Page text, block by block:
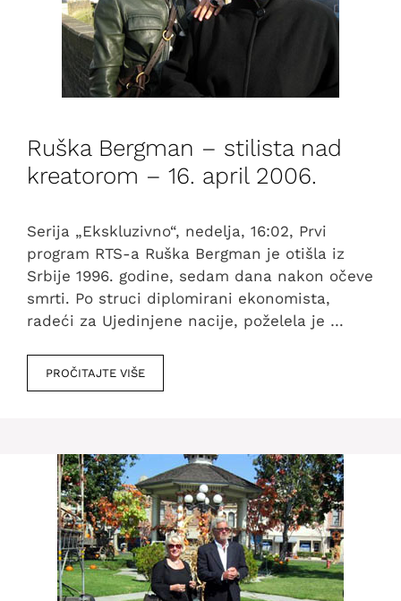
Ruška Bergman – stilista nad
kreatorom – 16. april 2006.
Serija „Ekskluzivno“, nedelja, 16:02, Prvi
program RTS-a Ruška Bergman je otišla iz
Srbije 1996. godine, sedam dana nakon očeve
smrti. Po struci diplomirani ekonomista,
radeći za Ujedinjene nacije, poželela je …
PROČITAJTE VIŠE